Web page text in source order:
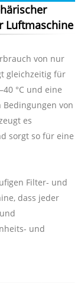
Luftmaschine
von nur
gleichzeitig für
°C und eine
Bedingungen von
es
sorgt so für eine
Filter- und
dass jeder
und